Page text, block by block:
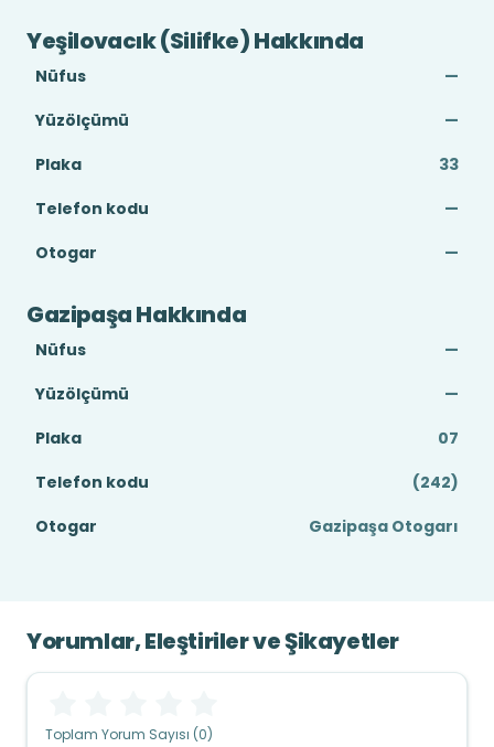
Yeşilovacık (Silifke) Hakkında
Nüfus
—
Yüzölçümü
—
Plaka
33
Telefon kodu
—
Otogar
—
Gazipaşa Hakkında
Nüfus
—
Yüzölçümü
—
Plaka
07
Telefon kodu
(242)
Otogar
Gazipaşa Otogarı
Yorumlar, Eleştiriler ve Şikayetler
Toplam Yorum Sayısı (0)